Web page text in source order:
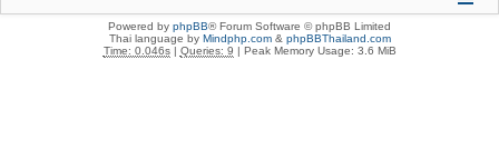
Powered by phpBB® Forum Software © phpBB Limited
Thai language by Mindphp.com& phpBBThailand.com
Time: 0.046s| Queries: 9 | Peak Memory Usage: 3.6 MiB